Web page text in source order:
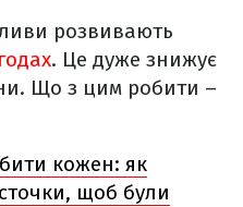
розвивають
. Це дуже знижує
Що з цим робити –
кожен: як
щоб були